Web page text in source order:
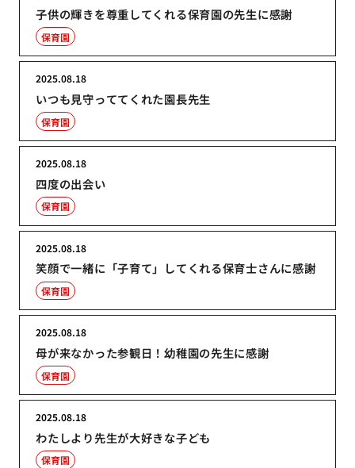
子供の輝きを尊重してくれる保育園の先生に感謝
保育園
いつも見守っててくれた園長先生
2025.08.18
保育園
四度の出会い
2025.08.18
保育園
笑顔で一緒に「子育て」してくれる保育士さんに感謝
2025.08.18
保育園
母が来なかった参観日！幼稚園の先生に感謝
2025.08.18
保育園
わたしより先生が大好きな子ども
2025.08.18
保育園